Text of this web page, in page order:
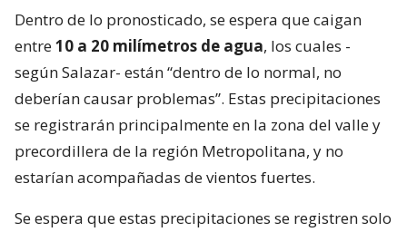
Dentro de lo pronosticado, se espera que caigan
entre10 a 20 milímetros de agua, los cuales -
según Salazar- están “dentro de lo normal, no
deberían causar problemas”. Estas precipitaciones
se registrarán principalmente en la zona del valle y
precordillera de la región Metropolitana, y no
estarían acompañadas de vientos fuertes.
Se espera que estas precipitaciones se registren solo